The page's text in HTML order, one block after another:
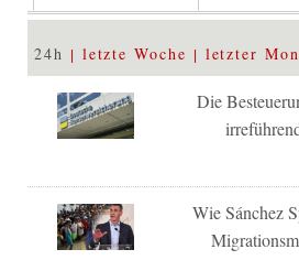
24h letzte Woche letzter
Die
Wie Sánchez